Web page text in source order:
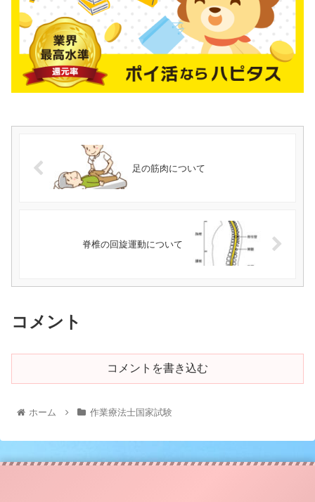
足の筋肉について
脊椎の回旋運動について
コメント
コメントを書き込む
ホーム 作業療法士国家試験